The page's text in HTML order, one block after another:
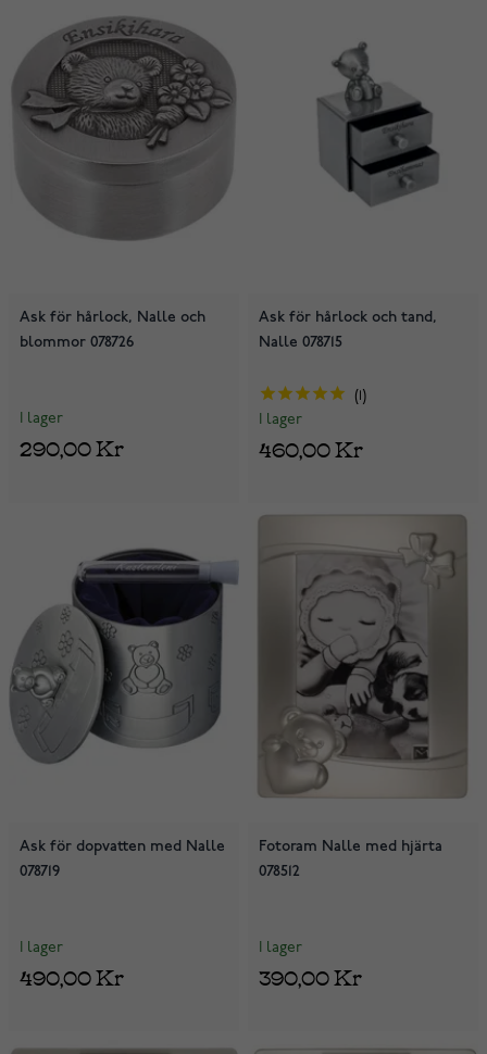
Ask för hårlock, Nalle och
blommor 078726
I lager
290,00 Kr
Ask för hårlock och tand,
Nalle 078715
I lager
460,00 Kr
Ask för dopvatten med Nalle
078719
I lager
490,00 Kr
Fotoram Nalle med hjärta
078512
I lager
390,00 Kr